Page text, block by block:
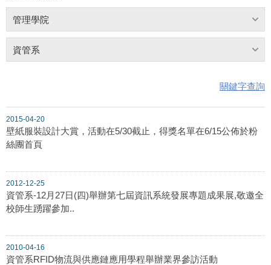
管理學院
資管系
關鍵字查詢
2015-04-20
壁紙服裝設計大賞，活動在5/30截止，得獎名單在6/15公佈於粉
絲團首頁
2012-12-25
資管系-12月27日(四)舉辦第七屆資訊系統發展專題成果展,敬邀全
校師生踴躍參加..
2010-04-16
資管系RFID物流與供應鏈應用學程舉辦業界參訪活動